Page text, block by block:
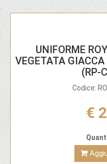
UNIFORME
VEGETATA
(RP-
Codice:
€